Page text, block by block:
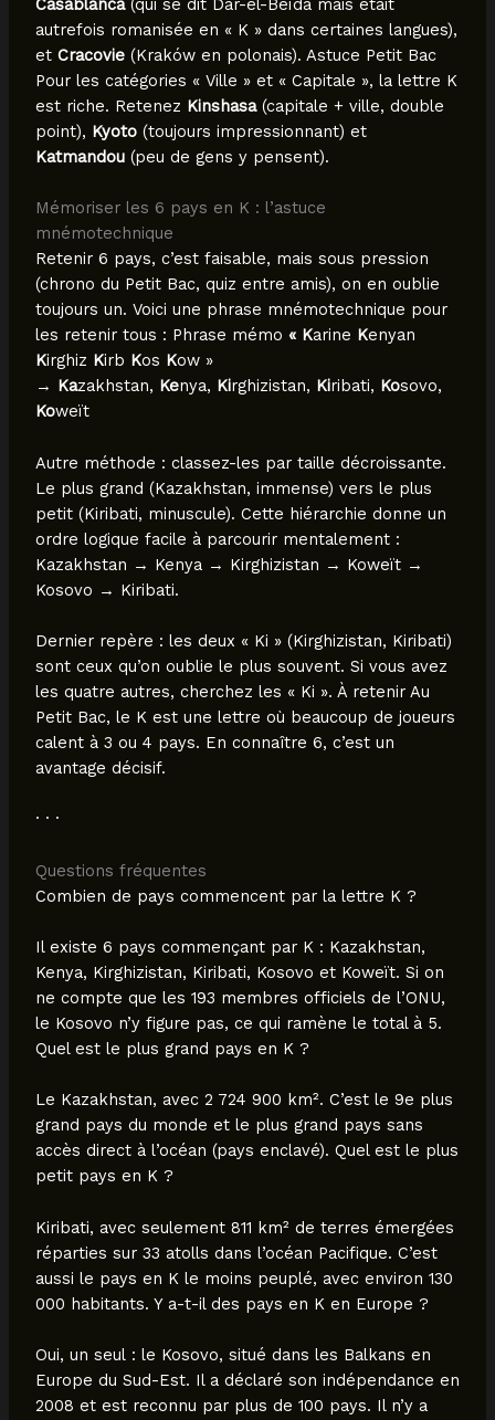
Casablanca(qui se dit Dar-el-Beïda mais était
autrefois romanisée en « K » dans certaines langues),
et Cracovie(Kraków en polonais). Astuce Petit Bac
Pour les catégories « Ville » et « Capitale », la lettre K
est riche. Retenez Kinshasa(capitale + ville, double
point), Kyoto(toujours impressionnant) et
Katmandou(peu de gens y pensent).
Mémoriser les 6 pays en K : l’astuce
mnémotechnique
Retenir 6 pays, c’est faisable, mais sous pression
(chrono du Petit Bac, quiz entre amis), on en oublie
toujours un. Voici une phrase mnémotechnique pour
les retenir tous : Phrase mémo « Karine Kenyan
Kirghiz Kirb Kos Kow »
→ Kazakhstan, Kenya, Kirghizistan, Kiribati, Kosovo,
Koweït
Autre méthode : classez-les par taille décroissante.
Le plus grand (Kazakhstan, immense) vers le plus
petit (Kiribati, minuscule). Cette hiérarchie donne un
ordre logique facile à parcourir mentalement :
Kazakhstan → Kenya → Kirghizistan → Koweït →
Kosovo → Kiribati.
Dernier repère : les deux « Ki » (Kirghizistan, Kiribati)
sont ceux qu’on oublie le plus souvent. Si vous avez
les quatre autres, cherchez les « Ki ». À retenir Au
Petit Bac, le K est une lettre où beaucoup de joueurs
calent à 3 ou 4 pays. En connaître 6, c’est un
avantage décisif.
· · ·
Questions fréquentes
Combien de pays commencent par la lettre K ?
Il existe 6 pays commençant par K : Kazakhstan,
Kenya, Kirghizistan, Kiribati, Kosovo et Koweït. Si on
ne compte que les 193 membres officiels de l’ONU,
le Kosovo n’y figure pas, ce qui ramène le total à 5.
Quel est le plus grand pays en K ?
Le Kazakhstan, avec 2 724 900 km². C’est le 9e plus
grand pays du monde et le plus grand pays sans
accès direct à l’océan (pays enclavé). Quel est le plus
petit pays en K ?
Kiribati, avec seulement 811 km² de terres émergées
réparties sur 33 atolls dans l’océan Pacifique. C’est
aussi le pays en K le moins peuplé, avec environ 130
000 habitants. Y a-t-il des pays en K en Europe ?
Oui, un seul : le Kosovo, situé dans les Balkans en
Europe du Sud-Est. Il a déclaré son indépendance en
2008 et est reconnu par plus de 100 pays. Il n’y a